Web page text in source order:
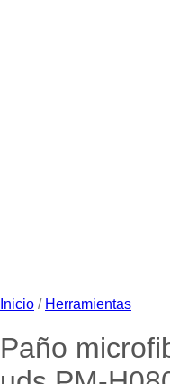
Inicio / Herramientas
Paño